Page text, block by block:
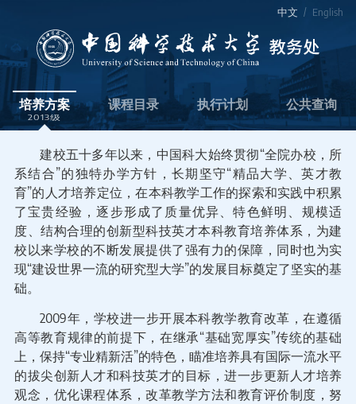
中文 / English
培养方案
2013
课程目录 执行计划 公共查询
建校五十多年以来，中国科大始终贯彻“全院办校，所
系结合”的独特办学方针，长期坚守“精品大学、英才教
育”的人才培养定位，在本科教学工作的探索和实践中积累
了宝贵经验，逐步形成了质量优异、特色鲜明、规模适
度、结构合理的创新型科技英才本科教育培养体系，为建
校以来学校的不断发展提供了强有力的保障，同时也为实
现“建设世界一流的研究型大学”的发展目标奠定了坚实的基
础。
2009年，学校进一步开展本科教学教育改革，在遵循
高等教育规律的前提下，在继承“基础宽厚实”传统的基础
上，保持“专业精新活”的特色，瞄准培养具有国际一流水平
的拔尖创新人才和科技英才的目标，进一步更新人才培养
观念，优化课程体系，改革教学方法和教育评价制度，努